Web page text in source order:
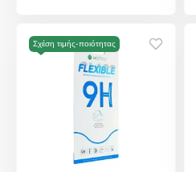
Σχέση τιμής-ποιότητας